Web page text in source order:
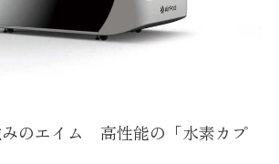
みのエイム 高性能の「水素カプ